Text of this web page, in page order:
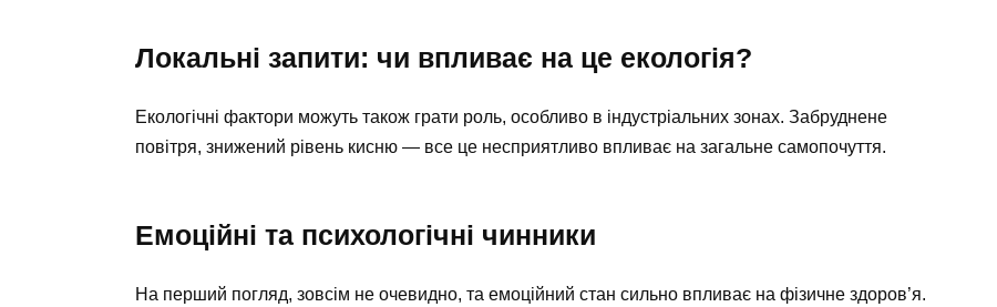
Локальні запити: чи впливає на це екологія?
Екологічні фактори можуть також грати роль, особливо в індустріальних зонах. Забруднене
повітря, знижений рівень кисню — все це несприятливо впливає на загальне самопочуття.
Емоційні та психологічні чинники
На перший погляд, зовсім не очевидно, та емоційний стан сильно впливає на фізичне здоров’я.